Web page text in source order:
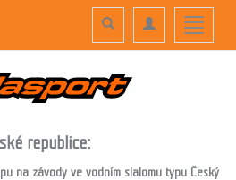
Toggle
Toggle
navigation
Toggle
search
republice:
na závody ve vodním slalomu typu Český